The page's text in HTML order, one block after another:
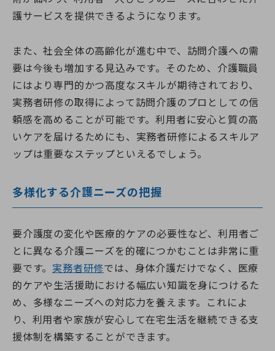
護サービスを提供できるようになります。
また、社会全体の高齢化が進む中で、訪問介護への需
要は今後も増加する見込みです。そのため、介護職員
にはより専門的かつ高度なスキルが期待されており、
実務者研修の取得によって訪問介護のプロとしての信
頼感を高めることが可能です。利用者に安心と質の高
いケアを届けるためにも、実務者研修によるスキルア
ップは重要なステップといえるでしょう。
多様化する介護ニーズの把握
要介護度の変化や医療的ケアの必要性など、利用者ご
とに異なる介護ニーズを的確につかむことは非常に重
要です。 実務者研修では、身体介護だけでなく、医療
的ケアや生活援助における幅広い知識を身につけるた
め、多様なニーズへの対応力を養えます。これによ
り、利用者や家族が安心して在宅生活を継続できる支
援体制を構築することができます。